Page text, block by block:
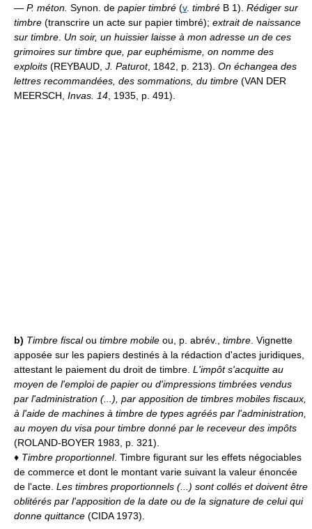
— P. méton. Synon. de papier timbré (v. timbré B 1). Rédiger sur
timbre (transcrire un acte sur papier timbré); extrait de naissance
sur timbre. Un soir, un huissier laisse à mon adresse un de ces
grimoires sur timbre que, par euphémisme, on nomme des
exploits (REYBAUD, J. Paturot, 1842, p. 213). On échangea des
lettres recommandées, des sommations, du timbre (VAN DER
MEERSCH, Invas. 14, 1935, p. 491).
b) Timbre fiscalou timbre mobile ou, p. abrév., timbre. Vignette
apposée sur les papiers destinés à la rédaction d'actes juridiques,
attestant le paiement du droit de timbre. L'impôt s'acquitte au
moyen de l'emploi de papier ou d'impressions timbrées vendus
par l'administration (...), par apposition de timbres mobiles fiscaux,
à l'aide de machines à timbre de types agréés par l'administration,
au moyen du visa pour timbre donné par le receveur des impôts
(ROLAND-BOYER 1983, p. 321).
♦ Timbre proportionnel. Timbre figurant sur les effets négociables
de commerce et dont le montant varie suivant la valeur énoncée
de l'acte. Les timbres proportionnels (...) sont collés et doivent être
oblitérés par l'apposition de la date ou de la signature de celui qui
donne quittance (CIDA 1973).